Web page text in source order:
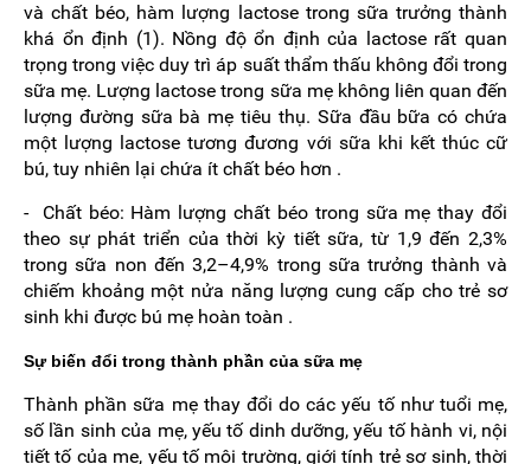
và chất béo, hàm lượng lactose trong sữa trưởng thành
khá ổn định (1). Nồng độ ổn định của lactose rất quan
trọng trong việc duy trì áp suất thẩm thấu không đổi trong
sữa mẹ. Lượng lactose trong sữa mẹ không liên quan đến
lượng đường sữa bà mẹ tiêu thụ. Sữa đầu bữa có chứa
một lượng lactose tương đương với sữa khi kết thúc cữ
bú, tuy nhiên lại chứa ít chất béo hơn .
- Chất béo: Hàm lượng chất béo trong sữa mẹ thay đổi
theo sự phát triển của thời kỳ tiết sữa, từ 1,9 đến 2,3%
trong sữa non đến 3,2–4,9% trong sữa trưởng thành và
chiếm khoảng một nửa năng lượng cung cấp cho trẻ sơ
sinh khi được bú mẹ hoàn toàn .
Sự biến đổi trong thành phần của sữa mẹ
Thành phần sữa mẹ thay đổi do các yếu tố như tuổi mẹ,
số lần sinh của mẹ, yếu tố dinh dưỡng, yếu tố hành vi, nội
tiết tố của mẹ, yếu tố môi trường, giới tính trẻ sơ sinh, thời